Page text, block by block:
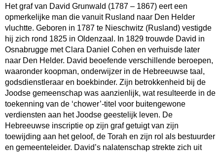
Het graf van David Grunwald (1787 – 1867) eert een
opmerkelijke man die vanuit Rusland naar Den Helder
vluchtte. Geboren in 1787 te Nieschwitz (Rusland) vestigde
hij zich rond 1825 in Oldenzaal. In 1829 trouwde David in
Osnabrugge met Clara Daniel Cohen en verhuisde later
naar Den Helder. David beoefende verschillende beroepen,
waaronder koopman, onderwijzer in de Hebreeuwse taal,
godsdienstleraar en boekbinder. Zijn betrokkenheid bij de
Joodse gemeenschap was aanzienlijk, wat resulteerde in de
toekenning van de ‘chower’-titel voor buitengewone
verdiensten aan het Joodse geestelijk leven. De
Hebreeuwse inscriptie op zijn graf getuigt van zijn
toewijding aan het geloof, de Torah en zijn rol als bestuurder
en gemeenteleider. David’s nalatenschap strekte zich uit